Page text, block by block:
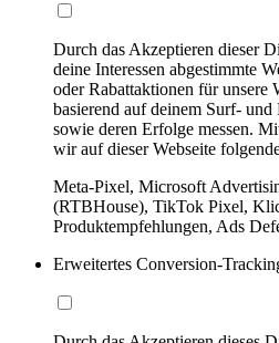
Durch das Akzeptieren dieser
deine Interessen abgestimmte
oder Rabattaktionen für unsere
basierend auf deinem Surf-
sowie deren Erfolge messen.
wir auf dieser Webseite
Meta-Pixel, Microsoft
(RTBHouse), TikTok Pixel,
Produktempfehlungen, Ads
Erweitertes Conversion-